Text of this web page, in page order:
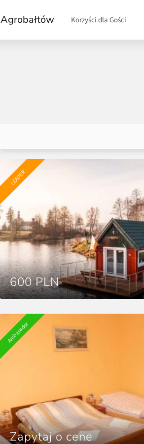
Agrobałtów Korzyści dla Gości
LEADER
600 PLN
Ambasador
Zapytaj o cene